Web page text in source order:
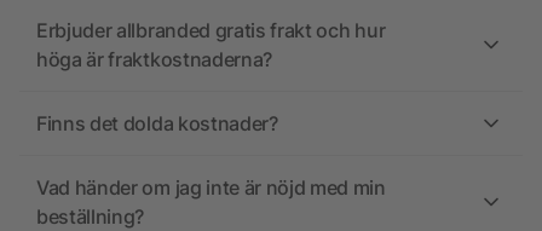
Erbjuder allbranded gratis frakt och hur
höga är fraktkostnaderna?
Finns det dolda kostnader?
Vad händer om jag inte är nöjd med min
beställning?